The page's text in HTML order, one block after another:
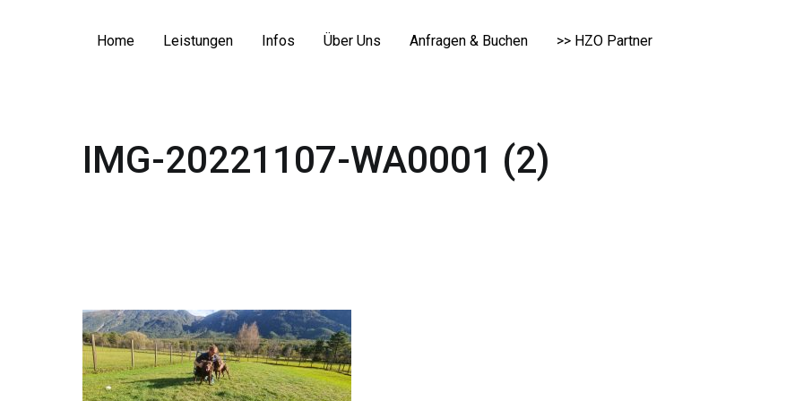
Home Leistungen Infos Über Uns Anfragen & Buchen >> HZO Partner
IMG-20221107-WA0001 (2)